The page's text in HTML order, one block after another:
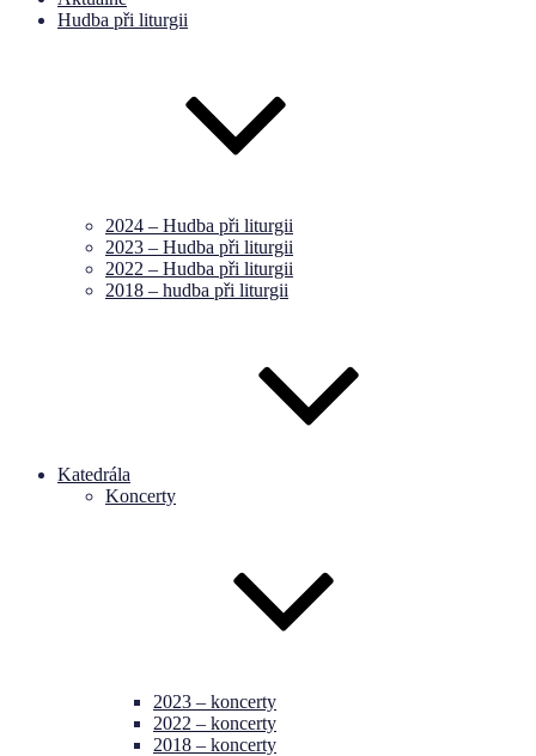
Hudba při liturgii
2024 – Hudba při liturgii
2023 – Hudba při liturgii
2022 – Hudba při liturgii
2018 – hudba při liturgii
Katedrála
Koncerty
2023 – koncerty
2022 – koncerty
2018 – koncerty